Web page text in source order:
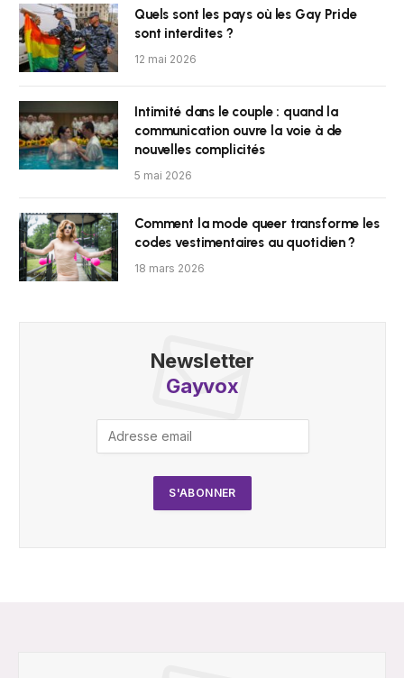
Quels sont les pays où les Gay Pride
sont interdites ?
12 mai 2026
Intimité dans le couple : quand la
communication ouvre la voie à de
nouvelles complicités
5 mai 2026
Comment la mode queer transforme les
codes vestimentaires au quotidien ?
18 mars 2026
Newsletter
Gayvox